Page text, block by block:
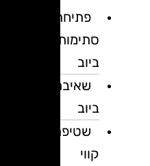
פתיחת
סתימות
ביוב
שאיבת
ביוב
שטיפת
קווי